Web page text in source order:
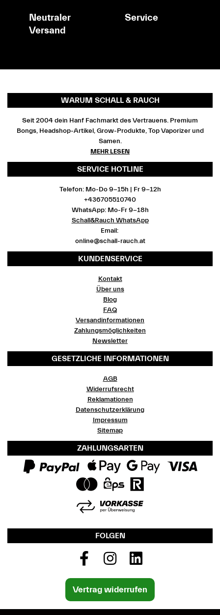
Neutraler
Versand
Service
WARUM SCHALL & RAUCH
Seit 2004 dein Hanf Fachmarkt des Vertrauens. Premium
Bongs, Headshop-Artikel, Grow-Produkte, Top Vaporizer und
Samen.
MEHR LESEN
SERVICE HOTLINE
Telefon: Mo-Do 9-15h | Fr 9-12h
+436705510740
WhatsApp: Mo-Fr 9-18h
Schall&Rauch WhatsApp
Email:
online@schall-rauch.at
KUNDENSERVICE
Kontakt
Über uns
Blog
FAQ
Versandinformationen
Zahlungsmöglichkeiten
Newsletter
GESETZLICHE INFORMATIONEN
AGB
Widerrufsrecht
Reklamationen
Datenschutzerklärung
Impressum
Sitemap
ZAHLUNGSARTEN
FOLGEN
Vertrag widerrufen